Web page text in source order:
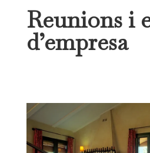
Reunions i
d’empresa